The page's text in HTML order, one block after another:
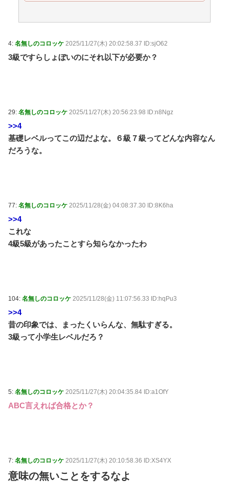
へん」と認めた天才芸人とは？ / 5chまとめMAP(総
合) NEW! (8/9 08:43)
の姿がやばい ※私の本音 / おまとめアンテナ
って呼んで？今日から友達ね！」 / おまとめアンテナ
NEW!
(8/9 03:23)
にされて本当に嫌だった！」と毎年愚痴ってたのに……
結婚式と入籍を誕生日と同じ日に決定！←いや、毎年の
愚痴は何だったんだよ！？ / おまとめアンテナ
4: 名無しのコロッケ 2025/11/27(木) 20:02:58.37 ID:sjO62
3級ですらしょぼいのにそれ以下が必要か？
29: 名無しのコロッケ 2025/11/27(木) 20:56:23.98 ID:n8Ngz
>>4
基礎レベルってこの辺だよな。６級７級ってどんな内容なん
だろうな。
77: 名無しのコロッケ 2025/11/28(金) 04:08:37.30 ID:8K6ha
>>4
これな
4級5級があったことすら知らなかったわ
104: 名無しのコロッケ 2025/11/28(金) 11:07:56.33 ID:hqPu3
>>4
昔の印象では、まったくいらんな、無駄すぎる。
3級って小学生レベルだろ？
5: 名無しのコロッケ 2025/11/27(木) 20:04:35.84 ID:a1OfY
ABC言えれば合格とか？
7: 名無しのコロッケ 2025/11/27(木) 20:10:58.36 ID:XS4YX
意味の無いことをするなよ